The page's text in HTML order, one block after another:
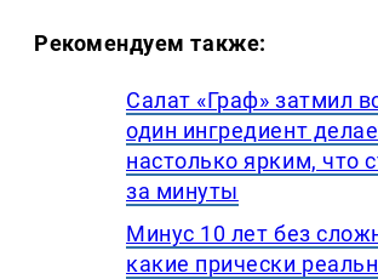
Рекомендуем также:
Салат «Граф» затмил
один ингредиент
настолько ярким, что
за минуты
Минус 10 лет без
какие прически